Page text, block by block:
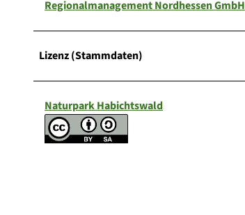
Regionalmanagement Nordhessen GmbH
Lizenz (Stammdaten)
Naturpark Habichtswald